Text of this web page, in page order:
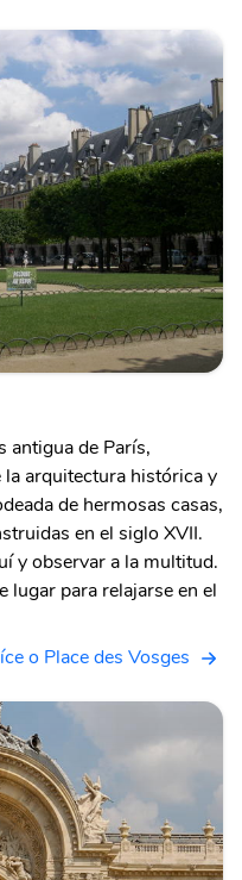
antigua de París,
arquitectura histórica y
de hermosas casas,
en el siglo XVII.
y observar a la multitud.
lugar para relajarse en el
o Place des Vosges